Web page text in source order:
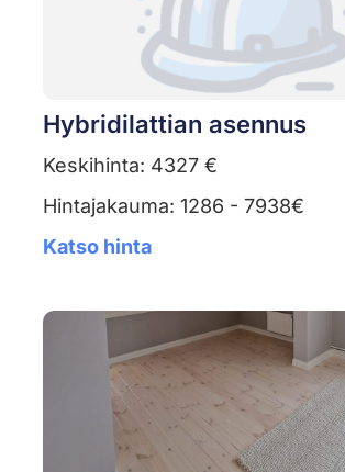
Hybridilattian asennus
Keskihinta: 4327 €
Hintajakauma: 1286 - 7938€
Katso hinta